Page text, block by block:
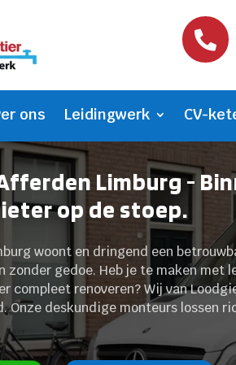

ons Leidingwerk CV-
Limburg -
op de stoep.
woont en dringend een
zonder gedoe. Heb je te maken
compleet renoveren? Wij van
Onze deskundige monteurs lossen